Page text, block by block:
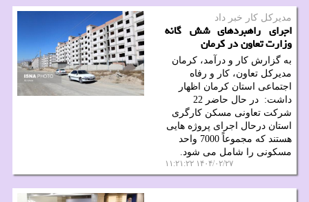
مدیركل كار خبر داد
اجرای راهبردهای شش گانه
وزارت تعاون در کرمان
به گزارش کار و درآمد، کرمان
مدیرکل تعاون، کار و رفاه
اجتماعی استان کرمان اظهار
داشت: در حال حاضر 22
شرکت تعاونی مسکن کارگری
استان درحال اجرای پروژه هایی
هستند که مجموعاً 7000 واحد
مسکونی را شامل می شود.
۱۴۰۴/۰۲/۲۷ ۱۱:۲۱:۲۲